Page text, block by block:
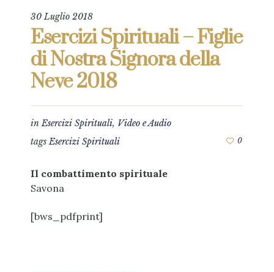
30 Luglio 2018
Esercizi Spirituali – Figlie
di Nostra Signora della
Neve 2018
inEsercizi Spirituali, Video e Audio
tagsEsercizi Spirituali 0
Il combattimento spirituale
Savona
[bws_pdfprint]